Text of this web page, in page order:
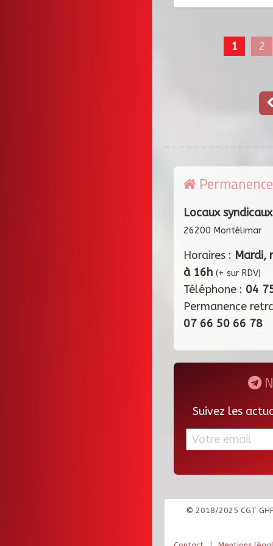
1 2
Locaux
26200 Montélimar
Horaires : Mardi,
à 16h (+ sur RDV)
Téléphone : 04
Permanence
07 66 50 66 78
Suivez les
© 2018/2025 CGT